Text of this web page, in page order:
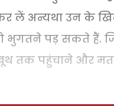
कर लें अन्यथा उन के
भुगतने पड़ सकते हैं.
तक पहुंचाने और